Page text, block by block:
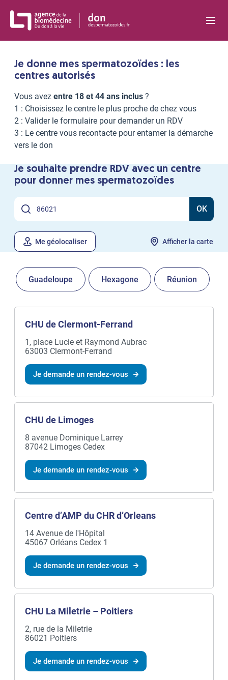
Je donne mes spermatozoïdes : les
centres autorisés
Vous avez entre 18 et 44 ans inclus ?
1 : Choisissez le centre le plus proche de chez vous
2 : Valider le formulaire pour demander un RDV
3 : Le centre vous recontacte pour entamer la démarche
vers le don
Je souhaite prendre RDV avec un centre
pour donner mes spermatozoïdes
OK
Me géolocaliser Afficher la carte
Guadeloupe Hexagone Réunion
CHU de Clermont-Ferrand
1, place Lucie et Raymond Aubrac
63003 Clermont-Ferrand
Je demande un rendez-vous
CHU de Limoges
8 avenue Dominique Larrey
87042 Limoges Cedex
Je demande un rendez-vous
Centre d’AMP du CHR d’Orleans
14 Avenue de l'Hôpital
45067 Orléans Cedex 1
Je demande un rendez-vous
CHU La Miletrie – Poitiers
2, rue de la Miletrie
86021 Poitiers
Je demande un rendez-vous